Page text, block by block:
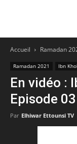
Accueil Ramadan
Ramadan 2021
En vidéo :
Episode
Par Elhiwar Ettounsi TV